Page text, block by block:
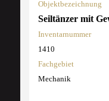
Objektbezeichnung
Seiltänzer mit
Inventarnummer
1410
Fachgebiet
Mechanik